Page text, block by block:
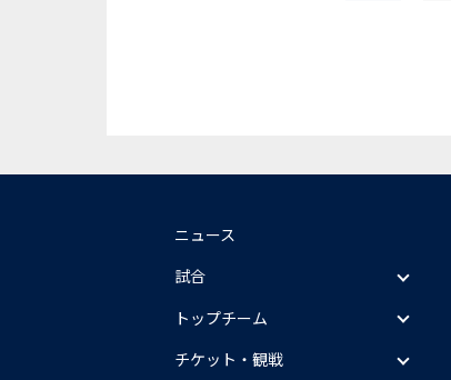
ニュース
試合
トップチーム
チケット・観戦